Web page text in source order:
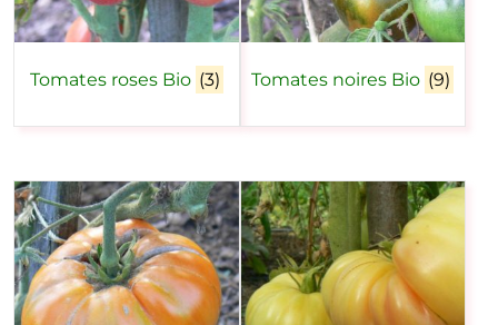
Tomates roses Bio (3) Tomates noires Bio (9)